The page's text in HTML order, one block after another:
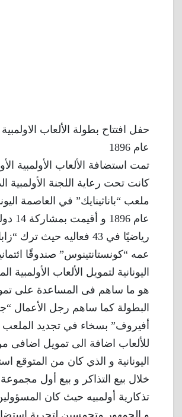
حفل افتتاح بطولة الألعاب الاولمبية
عام 1896
تمت استضافة الألعاب الأولمبية
كانت تحت رعاية اللجنة الأولمبية
ملعب “باناثينايك” في العاصمة
رياضيًا في 43 فعاليه حيث
عمه “كونستانتينوس” صندوقًا
اليونانية لتمويل الألعاب الأولمبية
هو ما ساهم فى المساعدة على
البطولة كما ساهم رجل الأعمال
أفيروف” بسخاء في تجديد الملعب
للألعاب اضافة الى تمويل اضافى
اليونانية و الذي كان من المتوقع
خلال بيع التذاكر و بيع أول
تذكارية أولمبيه حيث كان المسؤولين